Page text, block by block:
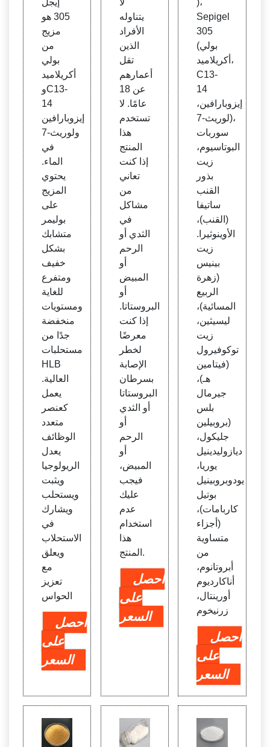
الأسا
سية -
العناية
الشخ
صية
& مس
تحضر
ات الت
جميل
إيجل
305 هو
مزيج
من
بولي
أكريلاميد
وC13-
14
إيزوبارافين
ولوريث-7
في
الماء.
يحتوي
المزيج
على
بوليمر
متشابك
بشكل
خفيف
ومتفرع
للغاية
ومستويات
منخفضة
جدًا من
مستحلبات
HLB
العالية.
يعمل
كعنصر
متعدد
الوظائف
يعدل
الريولوجيا
ويثبت
ويستحلب
ويشارك
في
الاستحلاب
ويعلق
مع
تعزيز
الحواس
احصل
على
السعر
ت الم
ضاد ل
لشيخ
وخة و
التس
توست
يرون
لا
يتناوله
الأفراد
الذين
تقل
أعمارهم
عن 18
عامًا. لا
تستخدم
هذا
المنتج
إذا كنت
تعاني
من
مشاكل
في
الثدي أو
الرحم
أو
المبيض
أو
البروستاتا.
إذا كنت
معرضًا
لخطر
الإصابة
بسرطان
البروستاتا
أو الثدي
أو
الرحم
أو
المبيض،
فيجب
عليك
عدم
استخدام
هذا
المنتج.
احصل
على
السعر
reci
mien
to M
煤sc
ulo C
ulturi
smo
Hom
bre C
rema
Anti
)،
Sepigel
305
(بولي
أكريلاميد،
C13-
14
إيزوبارافين،
لوريث-7)،
سوربات
البوتاسيوم،
زيت
بذور
القنب
ساتيفا
(القنب)،
الأوينوثيرا.
زيت
بينيس
(زهرة
الربيع
المسائية)،
ليسيثين،
زيت
توكوفيرول
(فيتامين
هـ)،
جيرمال
بلس
(بروبيلين
جليكول،
ديازوليدينيل
يوريا،
يودوبروبينيل
بوتيل
كاربامات)،
(أجزاء
متساوية
من
أبروتانوم،
أناكارديوم
أورينتال،
زرنيخوم
احصل
على
السعر